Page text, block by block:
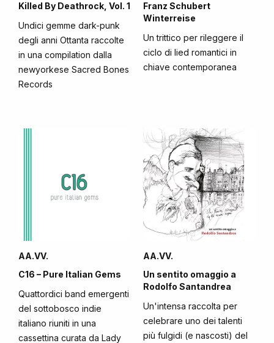
Killed By Deathrock, Vol. 1
Undici gemme dark-punk
degli anni Ottanta raccolte
in una compilation dalla
newyorkese Sacred Bones
Records
Franz Schubert
Winterreise
Un trittico per rileggere il
ciclo di lied romantici in
chiave contemporanea
AA.VV.
C16 – Pure Italian Gems
Quattordici band emergenti
del sottobosco indie
italiano riuniti in una
cassettina curata da Lady
AA.VV.
Un sentito omaggio a
Rodolfo Santandrea
Un'intensa raccolta per
celebrare uno dei talenti
più fulgidi (e nascosti) del